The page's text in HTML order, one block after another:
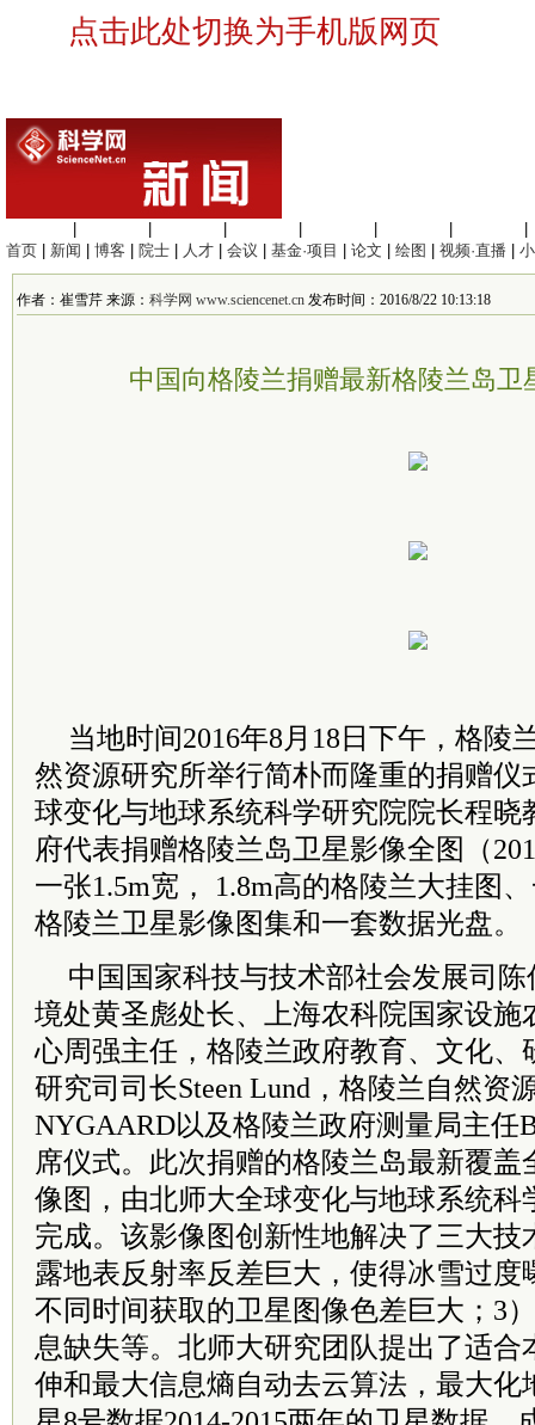
点击此处切换为手机版网页
首页
新闻 博客 院士 人才 会议 基金·项目 论文 绘图 视频·直播
作者：崔雪芹 来源： 科学网 www.sciencenet.cn 发布时间：2016/8/22 10:13:18
中国向格陵兰捐赠最新格陵兰岛卫
当地时间2016年8月18日下午，格陵
然资源研究所举行简朴而隆重的捐赠仪
球变化与地球系统科学研究院院长程晓
府代表捐赠格陵兰岛卫星影像全图（
一张1.5m宽， 1.8m高的格陵兰大挂图
格陵兰卫星影像图集和一套数据光盘。
中国国家科技与技术部社会发展司
境处黄圣彪处长、上海农科院国家设施
心周强主任，格陵兰政府教育、文化、
研究司司长Steen Lund，格陵兰自然资
NYGAARD以及格陵兰政府测量局主任
席仪式。此次捐赠的格陵兰岛最新覆盖
像图，由北师大全球变化与地球系统科
完成。该影像图创新性地解决了三大技
露地表反射率反差巨大，使得冰雪过度
不同时间获取的卫星图像色差巨大；3
息缺失等。北师大研究团队提出了适合
伸和最大信息熵自动去云算法，最大化